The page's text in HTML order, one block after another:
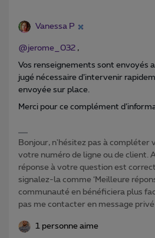
Vanessa P
@jerome_032 ,
Vos renseignements sont envoyés
jugé nécessaire d’intervenir
envoyée sur place.
Merci pour ce complément
Bonjour, n'hésitez pas à compléter
votre numéro de ligne ou de client.
réponse à votre question est
signalez-la comme ‘Meilleure
communauté en bénéficiera plus
pas me contacter en message
1 personne aime